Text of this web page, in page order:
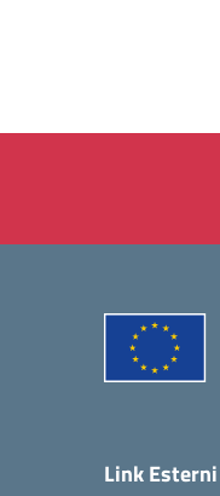
Link Esterni